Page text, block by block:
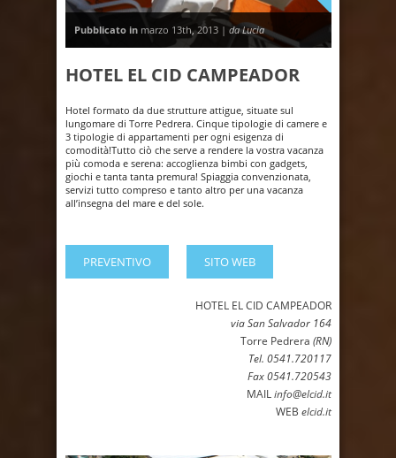
Pubblicato in marzo 13th, 2013 |da Lucia
HOTEL EL CID CAMPEADOR
Hotel formato da due strutture attigue, situate sul
lungomare di Torre Pedrera. Cinque tipologie di camere e
3 tipologie di appartamenti per ogni esigenza di
comodità!Tutto ciò che serve a rendere la vostra vacanza
più comoda e serena: accoglienza bimbi con gadgets,
giochi e tanta tanta premura! Spiaggia convenzionata,
servizi tutto compreso e tanto altro per una vacanza
all’insegna del mare e del sole.
PREVENTIVO SITO WEB
HOTEL EL CID CAMPEADOR
via San Salvador 164
Torre Pedrera (RN)
Tel. 0541.720117
Fax 0541.720543
MAIL info@elcid.it
WEB elcid.it